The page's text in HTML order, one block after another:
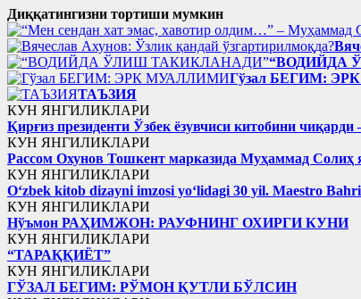
Диққатингизни тортиши мумкин
“ВОДИЙДА
Гўзал БЕГИМ:
ТАЪЗИЯ
КУН ЯНГИЛИКЛАРИ
Қирғиз президенти Ўзбек ёзувчиси китобини
КУН ЯНГИЛИКЛАРИ
Рассом Охунов Тошкент марказида Муҳаммад Солиҳ
КУН ЯНГИЛИКЛАРИ
Oʻzbek kitob dizayni imzosi yoʻlidagi 30 yil. Maestro
КУН ЯНГИЛИКЛАРИ
Нўъмон РАҲИМЖОН: РАУФНИНГ ОХИРГИ КУНИ
КУН ЯНГИЛИКЛАРИ
“ТАРАҚҚИЁТ”
КУН ЯНГИЛИКЛАРИ
ГЎЗАЛ БЕГИМ: РЎМОН ҚУТЛИ БЎЛСИН